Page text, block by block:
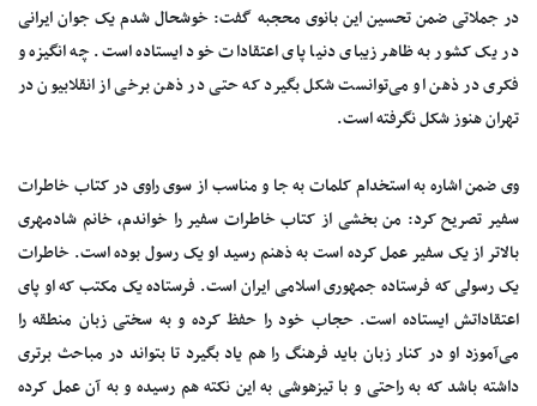
در جملاتی ضمن تحسین این بانوی محجبه گفت: خوشحال شدم یک جوان ایرانی
در یک کشور به ظاهر زیبای دنیا پای اعتقادات خود ایستاده است. چه انگیزه و
فکری در ذهن او می‌توانست شکل بگیرد که حتی در ذهن برخی از انقلابیون در
تهران هنوز شکل نگرفته است.
وی ضمن اشاره به استخدام کلمات به جا و مناسب از سوی راوی در کتاب خاطرات
سفیر تصریح کرد: من بخشی از کتاب خاطرات سفیر را خواندم، خانم شادمهری
بالاتر از یک سفیر عمل کرده است به ذهنم رسید او یک رسول بوده است. خاطرات
یک رسولی که فرستاده جمهوری اسلامی ایران است. فرستاده یک مکتب که او پای
اعتقاداتش ایستاده است. حجاب خود را حفظ کرده و به سختی زبان منطقه را
می‌آموزد او در کنار زبان باید فرهنگ را هم یاد بگیرد تا بتواند در مباحث برتری
داشته باشد که به راحتی و با تیزهوشی به این نکته هم رسیده و به آن عمل کرده